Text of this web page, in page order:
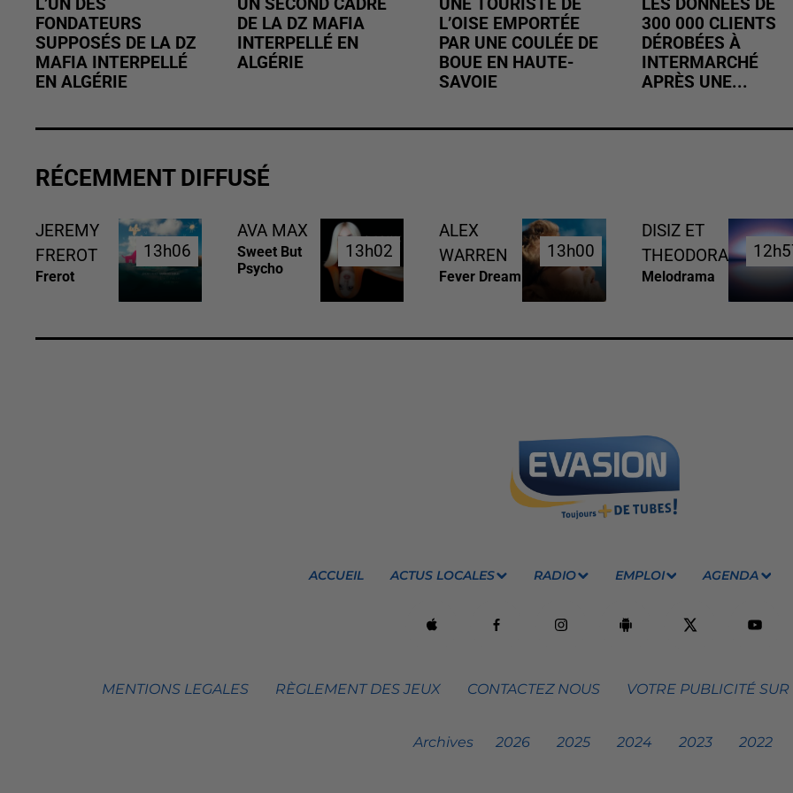
L’UN DES
FONDATEURS
SUPPOSÉS DE LA DZ
MAFIA INTERPELLÉ
EN ALGÉRIE
UN SECOND CADRE
DE LA DZ MAFIA
INTERPELLÉ EN
ALGÉRIE
UNE TOURISTE DE
L’OISE EMPORTÉE
PAR UNE COULÉE DE
BOUE EN HAUTE-
SAVOIE
LES DONNÉES DE
300 000 CLIENTS
DÉROBÉES À
INTERMARCHÉ
APRÈS UNE...
RÉCEMMENT DIFFUSÉ
JEREMY
FREROT
Frerot
13h06
13h06
AVA MAX
Sweet But
Psycho
13h02
13h02
ALEX
WARREN
Fever Dream
13h00
13h00
DISIZ ET
THEODORA
Melodrama
ACCUEIL ACTUS LOCALES RADIO EMPLOI AGENDA
MENTIONS LEGALES RÈGLEMENT DES JEUX CONTACTEZ NOUS VOTRE PUBLICITÉ
Archives 2026 2025 2024 2023 2022